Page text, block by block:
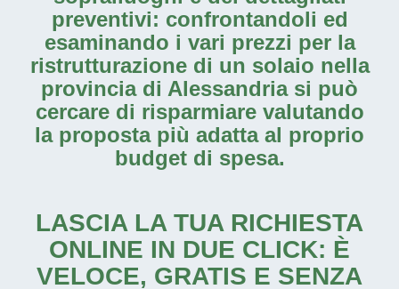
preventivi: confrontandoli ed
esaminando i vari prezzi per la
ristrutturazione di un solaio nella
provincia di Alessandriasi può
cercare di risparmiare valutando
la proposta più adatta al proprio
budget di spesa.
LASCIA LA TUA RICHIESTA
ONLINE IN DUE CLICK: È
VELOCE, GRATIS E SENZA